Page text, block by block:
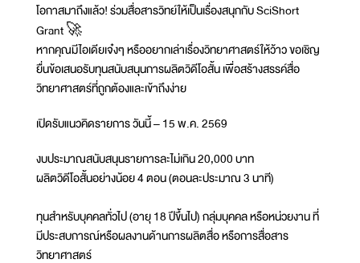
โอกาสมาถึงแล้ว! ร่วมสื่อสารวิทย์ให้เป็นเรื่องสนุกกับ SciShort
Grant 🚀
หากคุณมีไอเดียเจ๋งๆ หรืออยากเล่าเรื่องวิทยาศาสตร์ให้ว้าว ขอเชิญ
ยื่นข้อเสนอรับทุนสนับสนุนการผลิตวิดีโอสั้น เพื่อสร้างสรรค์สื่อ
วิทยาศาสตร์ที่ถูกต้องและเข้าถึงง่าย
เปิดรับแนวคิดรายการ วันนี้ – 15 พ.ค. 2569
งบประมาณสนับสนุนรายการละไม่เกิน 20,000 บาท
ผลิตวิดีโอสั้นอย่างน้อย 4 ตอน (ตอนละประมาณ 3 นาที)
ทุนสำหรับบุคคลทั่วไป (อายุ 18 ปีขึ้นไป) กลุ่มบุคคล หรือหน่วยงาน ที่
มีประสบการณ์หรือผลงานด้านการผลิตสื่อ หรือการสื่อสาร
วิทยาศาสตร์